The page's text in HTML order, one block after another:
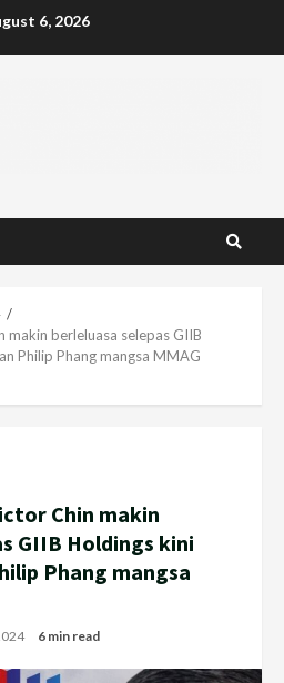
6, 2026
berleluasa selepas GIIB
Philip Phang mangsa MMAG
Chin makin
GIIB Holdings kini
Phang mangsa
6 min read